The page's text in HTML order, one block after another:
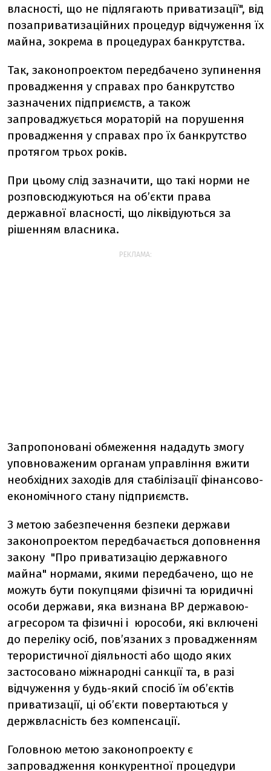
власності, що не підлягають приватизації", від
позаприватизаційних процедур відчуження їх
майна, зокрема в процедурах банкрутства.
Так, законопроектом передбачено зупинення
провадження у справах про банкрутство
зазначених підприємств, а також
запроваджується мораторій на порушення
провадження у справах про їх банкрутство
протягом трьох років.
При цьому слід зазначити, що такі норми не
розповсюджуються на об’єкти права
державної власності, що ліквідуються за
рішенням власника.
РЕКЛАМА:
Запропоновані обмеження нададуть змогу
уповноваженим органам управління вжити
необхідних заходів для стабілізації фінансово-
економічного стану підприємств.
З метою забезпечення безпеки держави
законопроектом передбачається доповнення
закону "Про приватизацію державного
майна" нормами, якими передбачено, що не
можуть бути покупцями фізичні та юридичні
особи держави, яка визнана ВР державою-
агресором та фізичні і юрособи, які включені
до переліку осіб, пов’язаних з провадженням
терористичної діяльності або щодо яких
застосовано міжнародні санкції та, в разі
відчуження у будь-який спосіб їм об’єктів
приватизації, ці об’єкти повертаються у
держвласність без компенсації.
Головною метою законопроекту є
запровадження конкурентної процедури